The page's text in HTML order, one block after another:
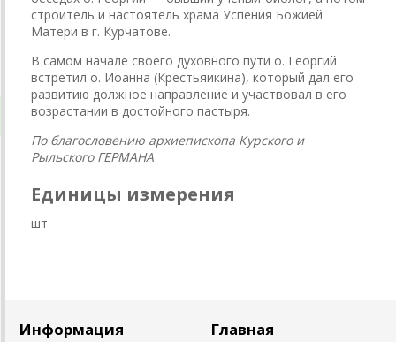
строитель и настоятель храма Успения Божией
Матери в г. Курчатове.
В самом начале своего духовного пути о. Георгий
встретил о. Иоанна (Крестьяикина), который дал его
развитию должное направление и участвовал в его
возрастании в достойного пастыря.
По благословению архиепископа Курского и
Рыльского ГЕРМАНА
Единицы измерения
шт
Информация Главная